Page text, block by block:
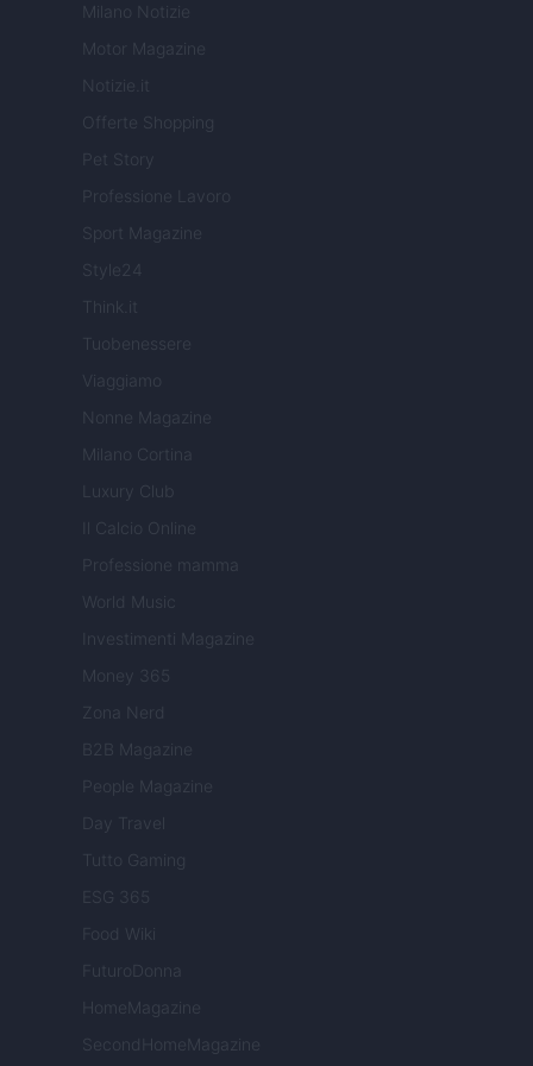
Milano Notizie
Motor Magazine
Notizie.it
Offerte Shopping
Pet Story
Professione Lavoro
Sport Magazine
Style24
Think.it
Tuobenessere
Viaggiamo
Nonne Magazine
Milano Cortina
Luxury Club
Il Calcio Online
Professione mamma
World Music
Investimenti Magazine
Money 365
Zona Nerd
B2B Magazine
People Magazine
Day Travel
Tutto Gaming
ESG 365
Food Wiki
FuturoDonna
HomeMagazine
SecondHomeMagazine